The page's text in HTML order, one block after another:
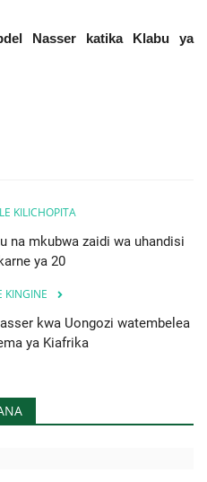
Nasser katika Klabu ya
KILICHOPITA
na mkubwa zaidi wa uhandisi
ya 20
KINGINE
kwa Uongozi watembelea
ya Kiafrika